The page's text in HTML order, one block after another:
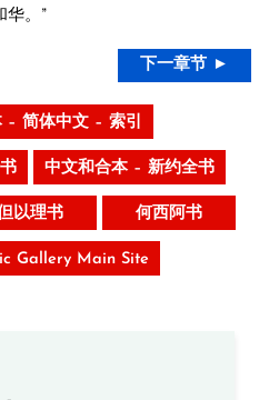
华。”
下一章节 ►
– 简体中文 – 索引
中文和合本 – 新约全书
以理书 何西阿书
Gallery Main Site